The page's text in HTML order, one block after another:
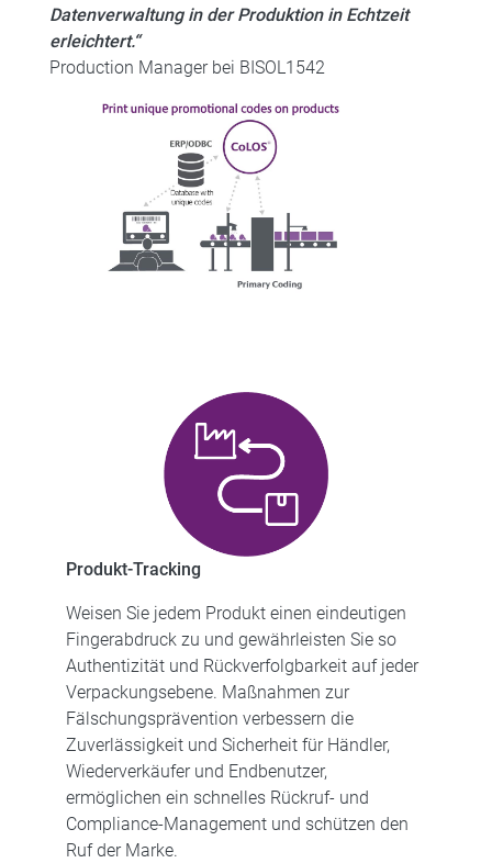
Datenverwaltung in der Produktion in Echtzeit
erleichtert.“
Production Manager bei BISOL1542
Produkt-Tracking
Weisen Sie jedem Produkt einen eindeutigen
Fingerabdruck zu und gewährleisten Sie so
Authentizität und Rückverfolgbarkeit auf jeder
Verpackungsebene. Maßnahmen zur
Fälschungsprävention verbessern die
Zuverlässigkeit und Sicherheit für Händler,
Wiederverkäufer und Endbenutzer,
ermöglichen ein schnelles Rückruf- und
Compliance-Management und schützen den
Ruf der Marke.